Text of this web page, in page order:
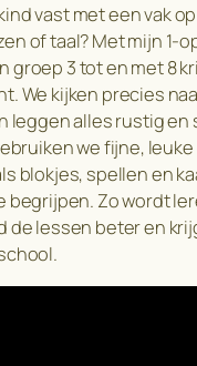
vast met een vak
of taal? Met mijn 1-
groep 3 tot en met 8
We kijken precies
leggen alles rustig en
we fijne,
blokjes, spellen en
begrijpen. Zo wordt
de lessen beter en